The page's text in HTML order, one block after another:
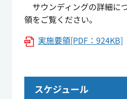
サウンディングの詳細に
領をご覧ください。
実施要領[PDF：924KB]
スケジュール